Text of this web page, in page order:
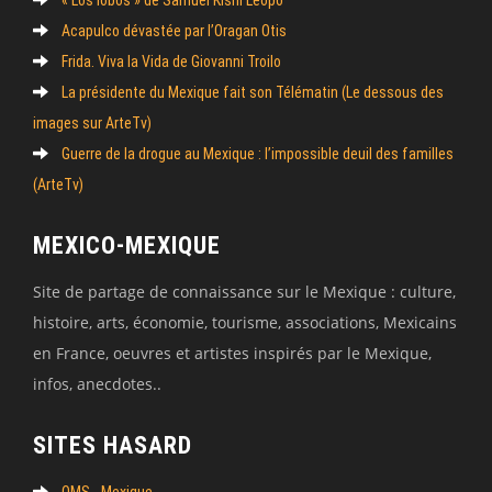
Acapulco dévastée par l’Oragan Otis
Frida. Viva la Vida de Giovanni Troilo
La présidente du Mexique fait son Télématin (Le dessous des
images sur ArteTv)
Guerre de la drogue au Mexique : l’impossible deuil des familles
(ArteTv)
MEXICO-MEXIQUE
Site de partage de connaissance sur le Mexique : culture,
histoire, arts, économie, tourisme, associations, Mexicains
en France, oeuvres et artistes inspirés par le Mexique,
infos, anecdotes..
SITES HASARD